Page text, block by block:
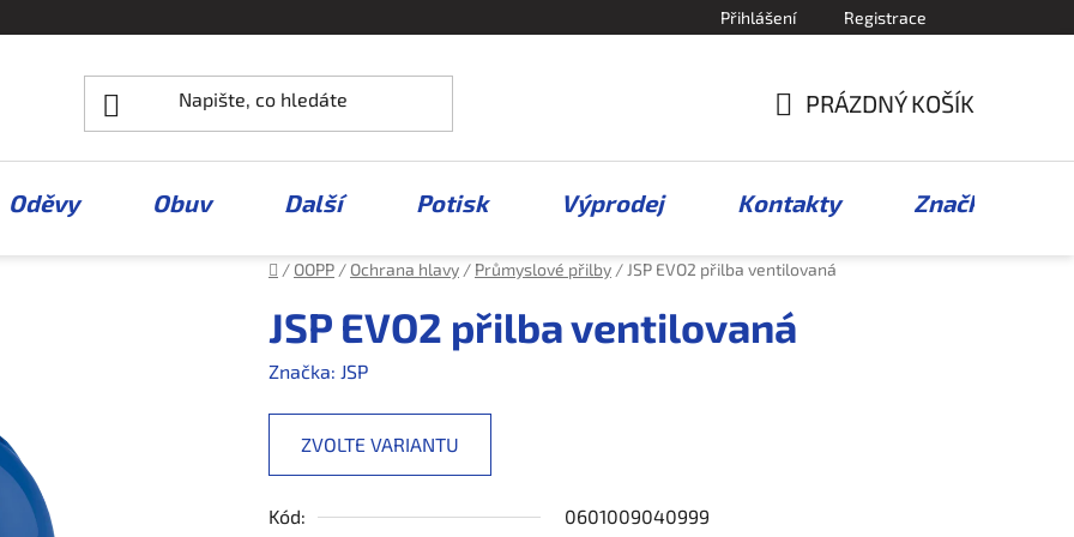
Přihlášení Registrace
KOŠÍK
PRÁZDNÝ KOŠÍK
Oděvy Obuv Další Potisk Výprodej Kontakty Značky
Domů
/ OOPP / Ochrana hlavy / Průmyslové přilby / JSP EVO2 přilba ventilovaná
JSP EVO2 přilba ventilovaná
Značka: JSP
ZVOLTE VARIANTU
Kód: 0601009040999